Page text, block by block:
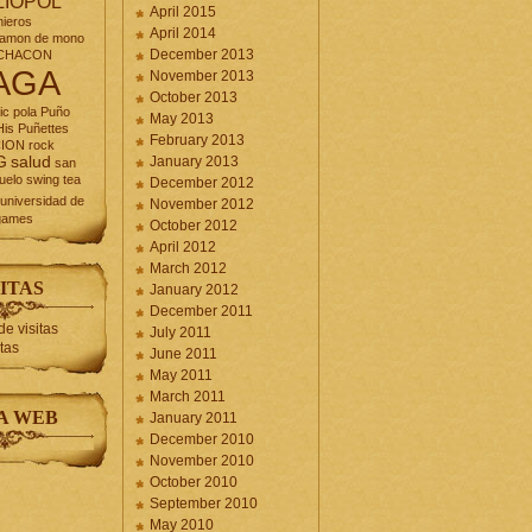
de mono
pola Puño
Puñettes
rock
salud san
swing tea
universidad de
WEB
April 2015
April 2014
December 2013
November 2013
October 2013
May 2013
February 2013
January 2013
December 2012
November 2012
October 2012
April 2012
March 2012
January 2012
December 2011
July 2011
June 2011
May 2011
March 2011
January 2011
December 2010
November 2010
October 2010
September 2010
May 2010